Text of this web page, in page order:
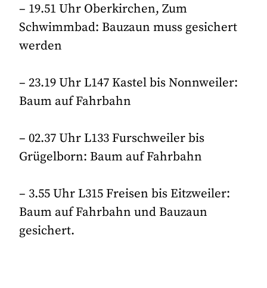
– 19.51 Uhr Oberkirchen, Zum
Schwimmbad: Bauzaun muss gesichert
werden
– 23.19 Uhr L147 Kastel bis Nonnweiler:
Baum auf Fahrbahn
– 02.37 Uhr L133 Furschweiler bis
Grügelborn: Baum auf Fahrbahn
– 3.55 Uhr L315 Freisen bis Eitzweiler:
Baum auf Fahrbahn und Bauzaun
gesichert.